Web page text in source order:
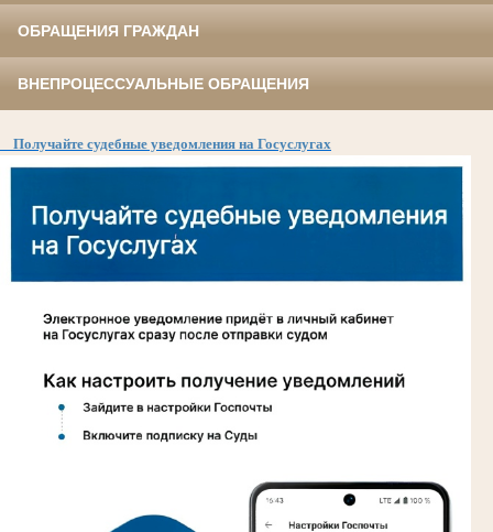
ОБРАЩЕНИЯ ГРАЖДАН
ВНЕПРОЦЕССУАЛЬНЫЕ ОБРАЩЕНИЯ
Получайте судебные уведомления на Госуслугах